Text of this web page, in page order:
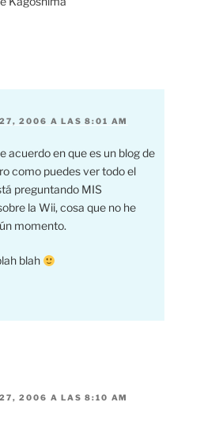
27, 2006 A LAS 8:01 AM
acuerdo en que es un blog de
como puedes ver todo el
preguntando MIS
la Wii, cosa que no he
momento.
blah
27, 2006 A LAS 8:10 AM